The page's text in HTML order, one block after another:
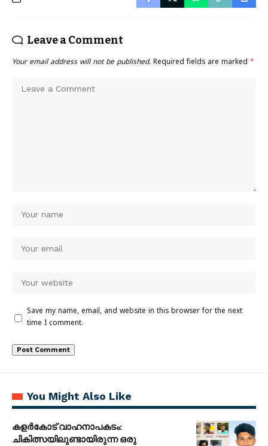
Leave a Comment
Your email address will not be published. Required fields are marked *
Save my name, email, and website in this browser for the next
time I comment.
You Might Also Like
കളർകോട് വാഹനാപകടം:
ചികിത്സയിലുണ്ടായിരുന്ന ഒരു